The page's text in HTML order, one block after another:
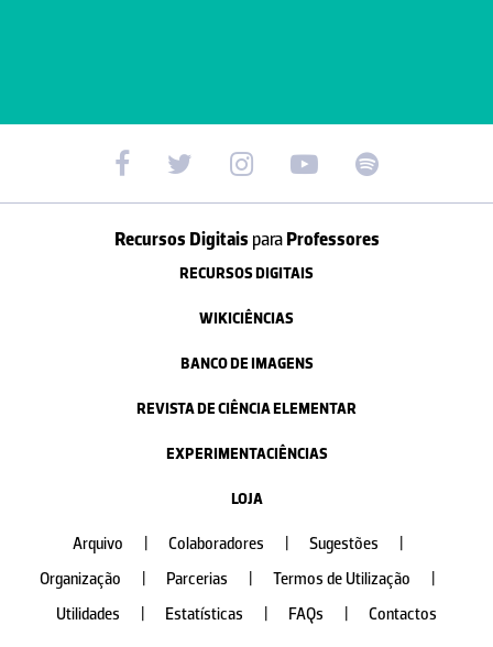
Recursos Digitais paraProfessores
RECURSOS DIGITAIS
WIKICIÊNCIAS
BANCO DE IMAGENS
REVISTA DE CIÊNCIA ELEMENTAR
EXPERIMENTACIÊNCIAS
LOJA
Arquivo Colaboradores Sugestões
Organização
Parcerias Termos de Utilização
Utilidades
Estatísticas FAQs Contactos